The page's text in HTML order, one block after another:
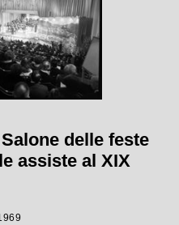
delle feste
assiste al XIX